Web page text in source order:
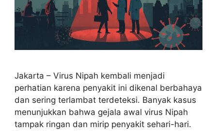
Jakarta – Virus Nipah kembali menjadi
perhatian karena penyakit ini dikenal berbahaya
dan sering terlambat terdeteksi. Banyak kasus
menunjukkan bahwa gejala awal virus Nipah
tampak ringan dan mirip penyakit sehari-hari.